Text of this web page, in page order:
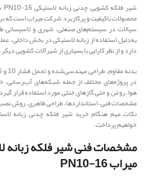
محصولات باکیفیت و پرکاربرد شرکت میراب است که
سیالات در سیستم‌های صنعتی، شهری و
به‌دلیل استفاده از زبانه لاستیکی در بخش داخلی،
دارد و از نظر کارایی با بسیاری از شیرآلات کشویی
در پروژه‌های مختلف از جمله شبکه‌های
هوا، روغن و حتی گازهای خنثی مورد استفاده قرار
مشخصات فنی، استانداردها، طراحی ظاهری، روش نصب،
خواهیم پرداخت.
میراب PN10-16